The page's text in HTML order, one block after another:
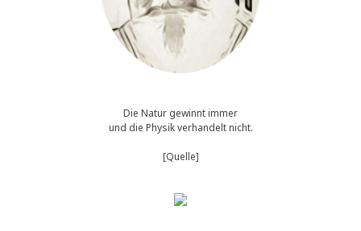
Die Natur gewinnt immer
und die Physik verhandelt nicht.
[Quelle]